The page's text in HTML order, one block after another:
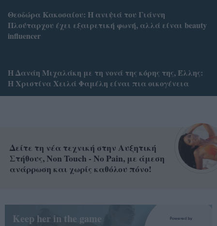
Θεοδώρα Κακοσαίου: Η ανιψιά του Γιάννη
Πλούταρχου έχει εξαιρετική φωνή, αλλά είναι beauty
influencer
Η Δανάη Μιχαλάκη με τη νονά της κόρης της, Έλλης:
Η Χριστίνα Χειλά Φαμέλη είναι πια οικογένεια
Δείτε τη νέα τεχνική στην Αυξητική
Στήθους, Non Touch - No Pain, με άμεση
ανάρρωση και χωρίς καθόλου πόνο!
Keep her in the game